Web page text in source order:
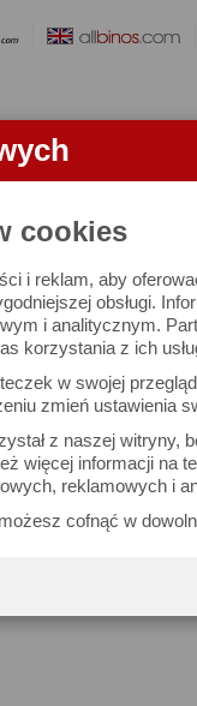
cookies
i reklam, aby
obsługi.
i analitycznym.
korzystania z ich
w swojej
zmień ustawienia
z naszej witryny,
więcej informacji na
reklamowych i
cofnąć w
i